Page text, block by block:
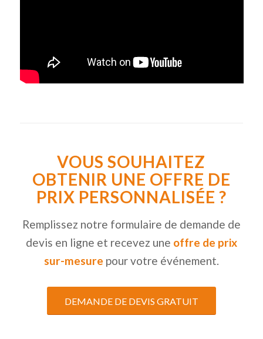
VOUS SOUHAITEZ
OBTENIR UNE OFFRE DE
PRIX PERSONNALISÉE ?
Remplissez notre formulaire de demande de
devis en ligne et recevez une offre de prix
sur-mesure pour votre événement.
DEMANDE DE DEVIS GRATUIT